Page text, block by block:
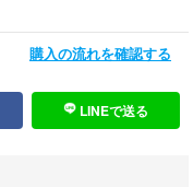
品格と温もりを両立✨
えます。
ニングがコーディネートを
購入の流れを確認する
LINEで送る